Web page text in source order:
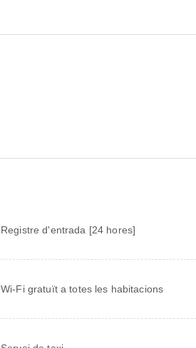
Registre d'entrada [24 hores]
Wi-Fi gratuït a totes les habitacions